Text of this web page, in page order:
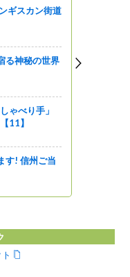
ギスカン街道
る神秘の世界
ゃべり手」
11】
す! 信州ご当